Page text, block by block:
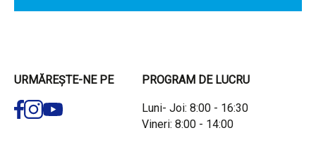
URMĂREȘTE-NE PE PROGRAM DE LUCRU
Luni- Joi: 8:00 - 16:30
Vineri: 8:00 - 14:00